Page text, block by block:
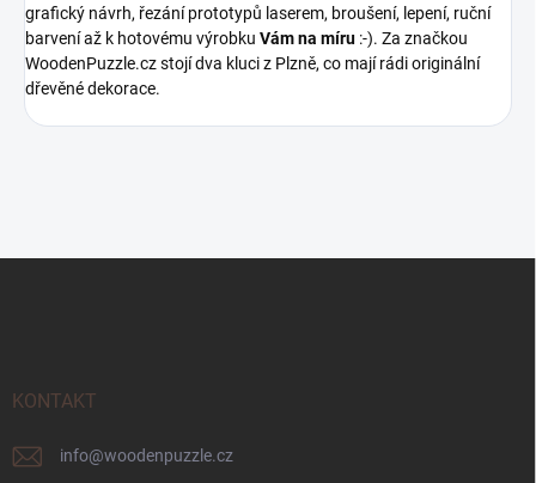
grafický návrh, řezání prototypů laserem, broušení, lepení, ruční
barvení až k hotovému výrobku Vám na míru :-). Za značkou
WoodenPuzzle.cz stojí dva kluci z Plzně, co mají rádi originální
dřevěné dekorace.
KONTAKT
info@woodenpuzzle.cz